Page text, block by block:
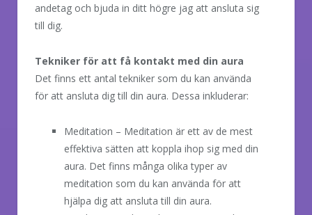
andetag och bjuda in ditt högre jag att ansluta sig
till dig.
Tekniker för att få kontakt med din aura
Det finns ett antal tekniker som du kan använda
för att ansluta dig till din aura. Dessa inkluderar:
Meditation – Meditation är ett av de mest
effektiva sätten att koppla ihop sig med din
aura. Det finns många olika typer av
meditation som du kan använda för att
hjälpa dig att ansluta till din aura.